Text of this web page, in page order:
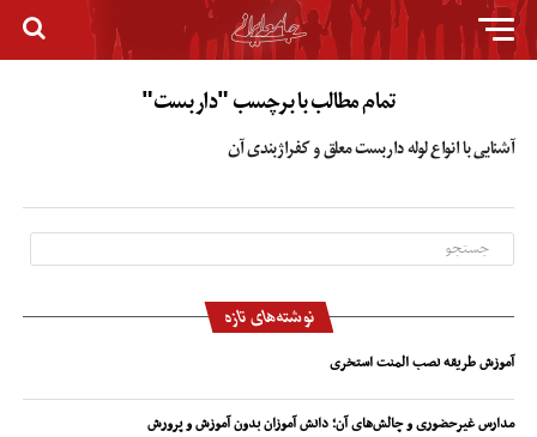
تمام مطالب با برچسب "داربست"
آشنایی با انواع لوله داربست معلق و کفراژبندی آن
نوشته‌های تازه
آموزش طریقه نصب المنت استخری
مدارس غیرحضوری و چالش‌های آن؛ دانش آموزان بدون آموزش و پرورش